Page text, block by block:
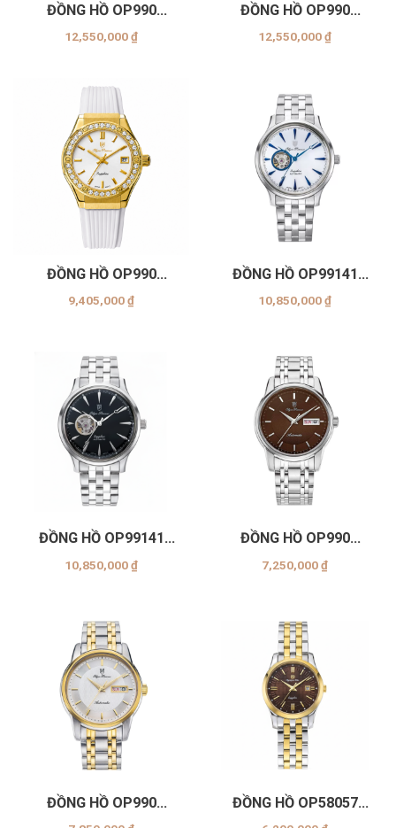
ĐỒNG HỒ OP990
(-399ADMSK-TRẮNG)
12,550,000₫
ĐỒNG HỒ OP990
(-399ADMSK-NÂU)
12,550,000₫
ĐỒNG HỒ OP990
(-45DLK-GL-TRẮNG
DÂY TRẮNG)
9,405,000₫
ĐỒNG HỒ OP99141
(-71AGS-TRẮNG)
10,850,000₫
ĐỒNG HỒ OP99141
(AGS-ĐEN)
10,850,000₫
ĐỒNG HỒ OP990
(-16AMS-NÂU)
7,250,000₫
ĐỒNG HỒ OP990
(-16AMSK-TRẮNG)
ĐỒNG HỒ OP58057
(LSK-NÂU)